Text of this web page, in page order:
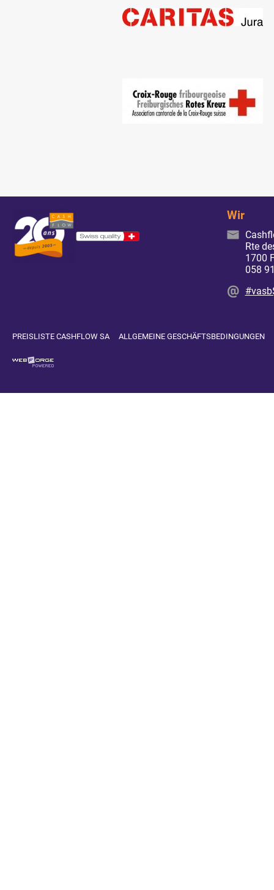
Wir
Rte
1700
058
PREISLISTE CASHFLOW SA ALLGEMEINE GESCHÄFTSBEDINGUNGEN